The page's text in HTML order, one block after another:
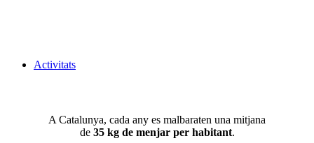
Activitats
A Catalunya, cada any es malbaraten una mitjana
de 35 kg de menjar per habitant.